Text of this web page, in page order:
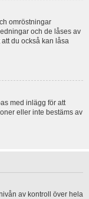
omröstningar
och de låses av
du också kan låsa
med inlägg för att
eller inte bestäms av
av kontroll över hela